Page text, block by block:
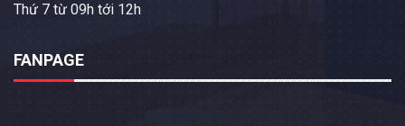
Thứ 7 từ 09h tới 12h
FANPAGE